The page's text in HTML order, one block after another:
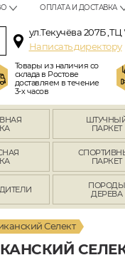
ОПЛАТА И ДОСТАВКА
ул.Текучёва 207Б ,ТЦ
Написать директору
Товары из наличия со
склада в Ростове
доставляем в течение
3-х часов
ПАРКЕТ
ПАРКЕТ
ПОРОДЫ
ДЕРЕВА
Селект